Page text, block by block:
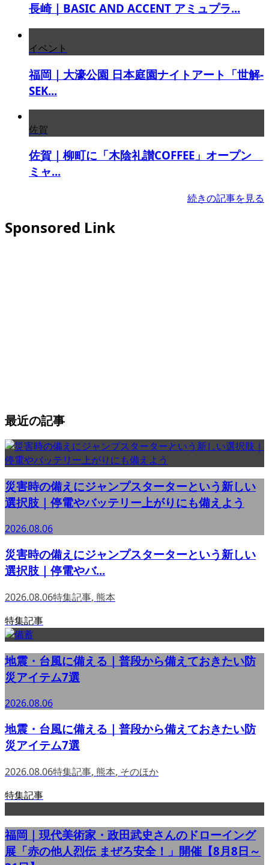
長崎｜BASIC AND ACCENT アミュプラ...
イベント
福岡｜大濠公園 日本庭園ナイトアート「世解-
SEK...
佐賀
佐賀｜柳町に「木陰礼讃COFFEE」オープン
ミャ...
続きの記事を見る
Sponsored Link
最近の記事
災害時の備えにジャンプスターターという新しい
選択肢｜停電やバッテリー上がりにも備えよう
2026.08.06
災害時の備えにジャンプスターターという新しい
選択肢｜停電やバ...
2026.08.06特集記事, 熊本
特集記事
地震・台風に備える｜普段から備えておきたい防
災アイテム7選
2026.08.06
地震・台風に備える｜普段から備えておきたい防
災アイテム7選
2026.08.06特集記事, 熊本, そのほか
特集記事
福岡｜現代美術家・政田武史さんのドローイング
展「赤の他人烈伝 まぜろ安全！」開催【8月8日～